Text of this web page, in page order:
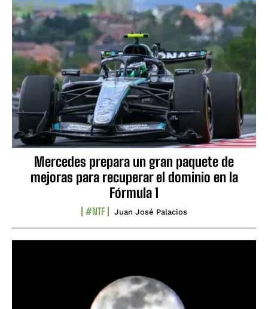
Mercedes prepara un gran paquete de
mejoras para recuperar el dominio en la
Fórmula 1
#NTF Juan José Palacios